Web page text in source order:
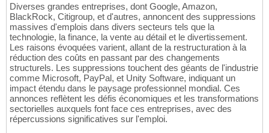
Diverses grandes entreprises, dont Google, Amazon,
BlackRock, Citigroup, et d'autres, annoncent des suppressions
massives d'emplois dans divers secteurs tels que la
technologie, la finance, la vente au détail et le divertissement.
Les raisons évoquées varient, allant de la restructuration à la
réduction des coûts en passant par des changements
structurels. Les suppressions touchent des géants de l'industrie
comme Microsoft, PayPal, et Unity Software, indiquant un
impact étendu dans le paysage professionnel mondial. Ces
annonces reflètent les défis économiques et les transformations
sectorielles auxquels font face ces entreprises, avec des
répercussions significatives sur l'emploi.